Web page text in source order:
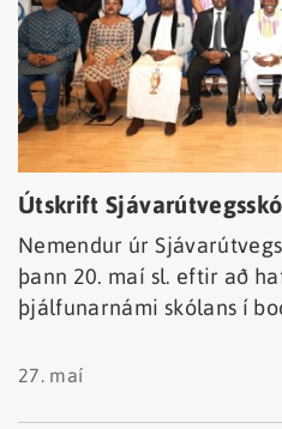
Útskrift
Nemendur úr
þann 20. maí sl. eftir að
þjálfunarnámi skólans í
27. maí